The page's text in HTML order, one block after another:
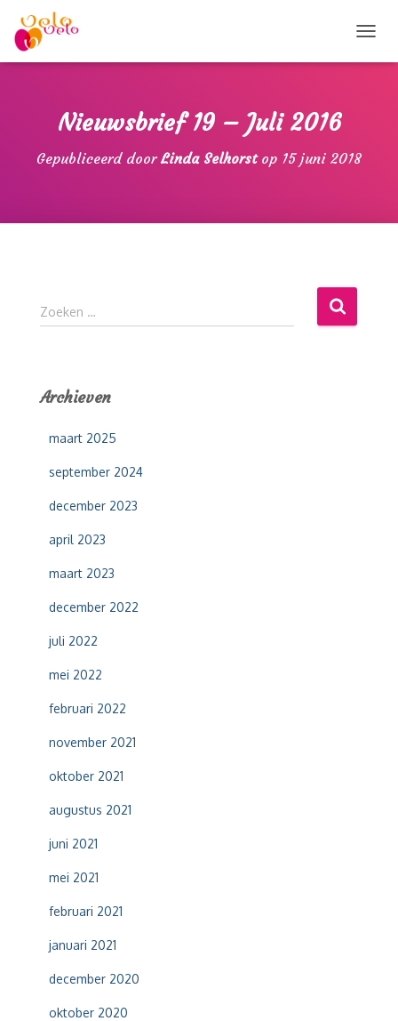
O
Nieuwsbrief 19 – Juli 2016
Gepubliceerd doorLinda Selhorstop 15 juni 2018
Z
o
n
Zoeken …
Archieven
maart 2025
september 2024
december 2023
april 2023
maart 2023
december 2022
juli 2022
mei 2022
februari 2022
november 2021
oktober 2021
augustus 2021
juni 2021
mei 2021
februari 2021
januari 2021
december 2020
oktober 2020